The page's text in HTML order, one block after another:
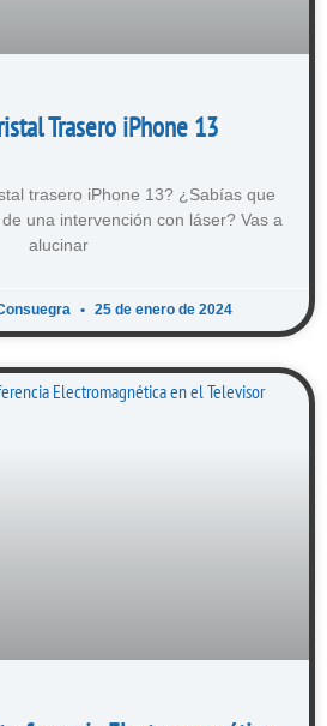
Trasero iPhone 13
trasero iPhone 13? ¿Sabías que
una intervención con láser? Vas a
alucinar
25 de enero de 2024